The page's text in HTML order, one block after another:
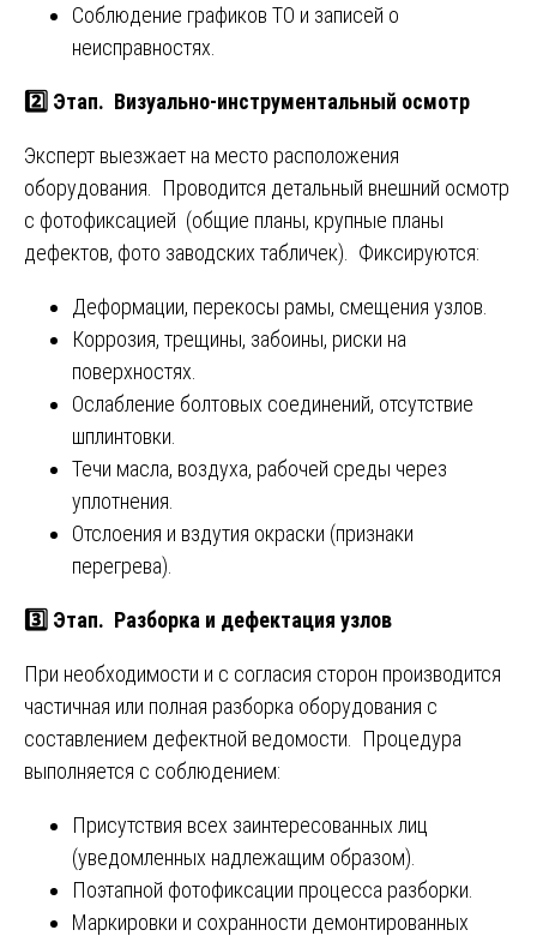
Соблюдение графиков ТО и записей о
неисправностях.
2️⃣ Этап. Визуально-инструментальный осмотр
Эксперт выезжает на место расположения
оборудования. Проводится детальный внешний осмотр
с фотофиксацией (общие планы, крупные планы
дефектов, фото заводских табличек). Фиксируются:
Деформации, перекосы рамы, смещения узлов.
Коррозия, трещины, забоины, риски на
поверхностях.
Ослабление болтовых соединений, отсутствие
шплинтовки.
Течи масла, воздуха, рабочей среды через
уплотнения.
Отслоения и вздутия окраски (признаки
перегрева).
3️⃣ Этап. Разборка и дефектация узлов
При необходимости и с согласия сторон производится
частичная или полная разборка оборудования с
составлением дефектной ведомости. Процедура
выполняется с соблюдением:
Присутствия всех заинтересованных лиц
(уведомленных надлежащим образом).
Поэтапной фотофиксации процесса разборки.
Маркировки и сохранности демонтированных